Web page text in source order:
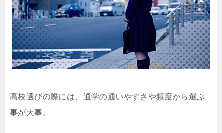
高校選びの際には、通学の通いやすさや頻度から選ぶ
事が大事。